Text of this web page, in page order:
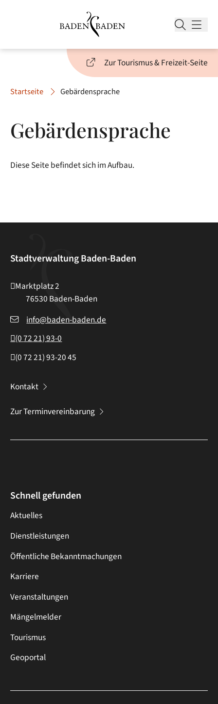
Zur Tourismus & Freizeit-Seite
Startseite Gebärdensprache
Gebärdensprache
Diese Seite befindet sich im Aufbau.
Stadtverwaltung Baden-Baden
Marktplatz 2
76530 Baden-Baden
info@baden-baden.de
(07221) 93-0
(07221) 93-2045
Kontakt
Zur Terminvereinbarung
Schnell gefunden
Aktuelles
Dienstleistungen
Öffentliche Bekanntmachungen
Karriere
Veranstaltungen
Mängelmelder
Tourismus
Geoportal